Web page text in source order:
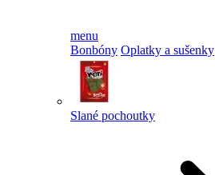
menu
Bonbóny Oplatky a sušenky
Slané pochoutky